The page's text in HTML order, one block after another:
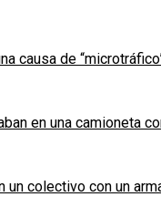
causa de
en una camioneta
un colectivo con un